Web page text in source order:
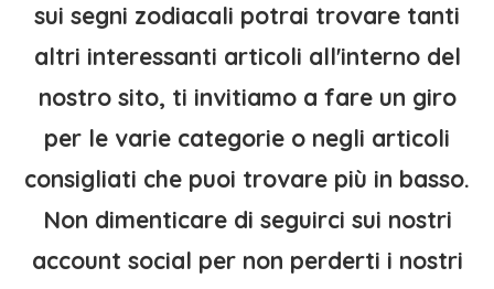
sui segni zodiacali potrai trovare tanti
altri interessanti articoli all'interno del
nostro sito, ti invitiamo a fare un giro
per le varie categorie o negli articoli
consigliati che puoi trovare più in basso.
Non dimenticare di seguirci sui nostri
account social per non perderti i nostri